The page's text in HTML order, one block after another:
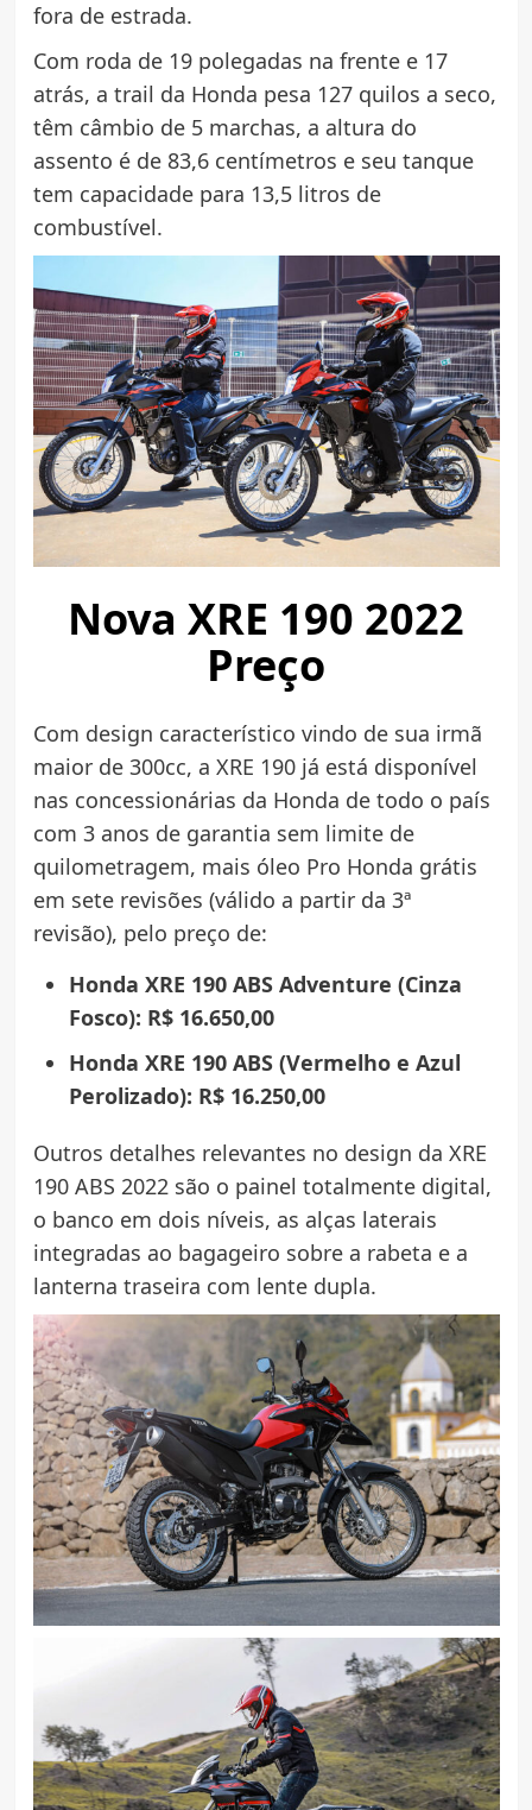
fora de estrada.
Com roda de 19 polegadas na frente e 17
atrás, a trail da Honda pesa 127 quilos a seco,
têm câmbio de 5 marchas, a altura do
assento é de 83,6 centímetros e seu tanque
tem capacidade para 13,5 litros de
combustível.
Nova XRE 190 2022
Preço
Com design característico vindo de sua irmã
maior de 300cc, a XRE 190 já está disponível
nas concessionárias da Honda de todo o país
com 3 anos de garantia sem limite de
quilometragem, mais óleo Pro Honda grátis
em sete revisões (válido a partir da 3ª
revisão), pelo preço de:
Honda XRE 190 ABS Adventure (Cinza
Fosco): R$ 16.650,00
Honda XRE 190 ABS (Vermelho e Azul
Perolizado): R$ 16.250,00
Outros detalhes relevantes no design da XRE
190 ABS 2022 são o painel totalmente digital,
o banco em dois níveis, as alças laterais
integradas ao bagageiro sobre a rabeta e a
lanterna traseira com lente dupla.